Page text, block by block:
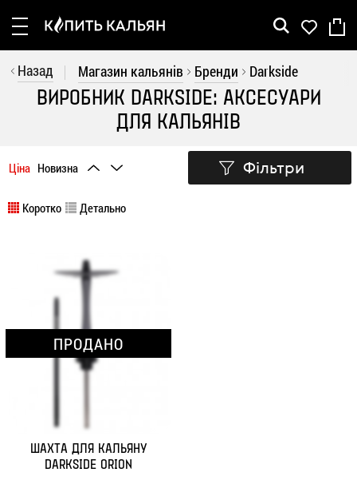
Рус
Укр
Кальяни
Колби
Аксесуари
Покупцеві
Назад Магазин кальянів Бренди Darkside
ВИРОБНИК DARKSIDE: АКСЕСУАРИ
ДЛЯ КАЛЬЯНІВ
Ціна Новизна Фільтри
Коротко Детально
ПРОДАНО
ШАХТА ДЛЯ КАЛЬЯНУ
DARKSIDE ORION